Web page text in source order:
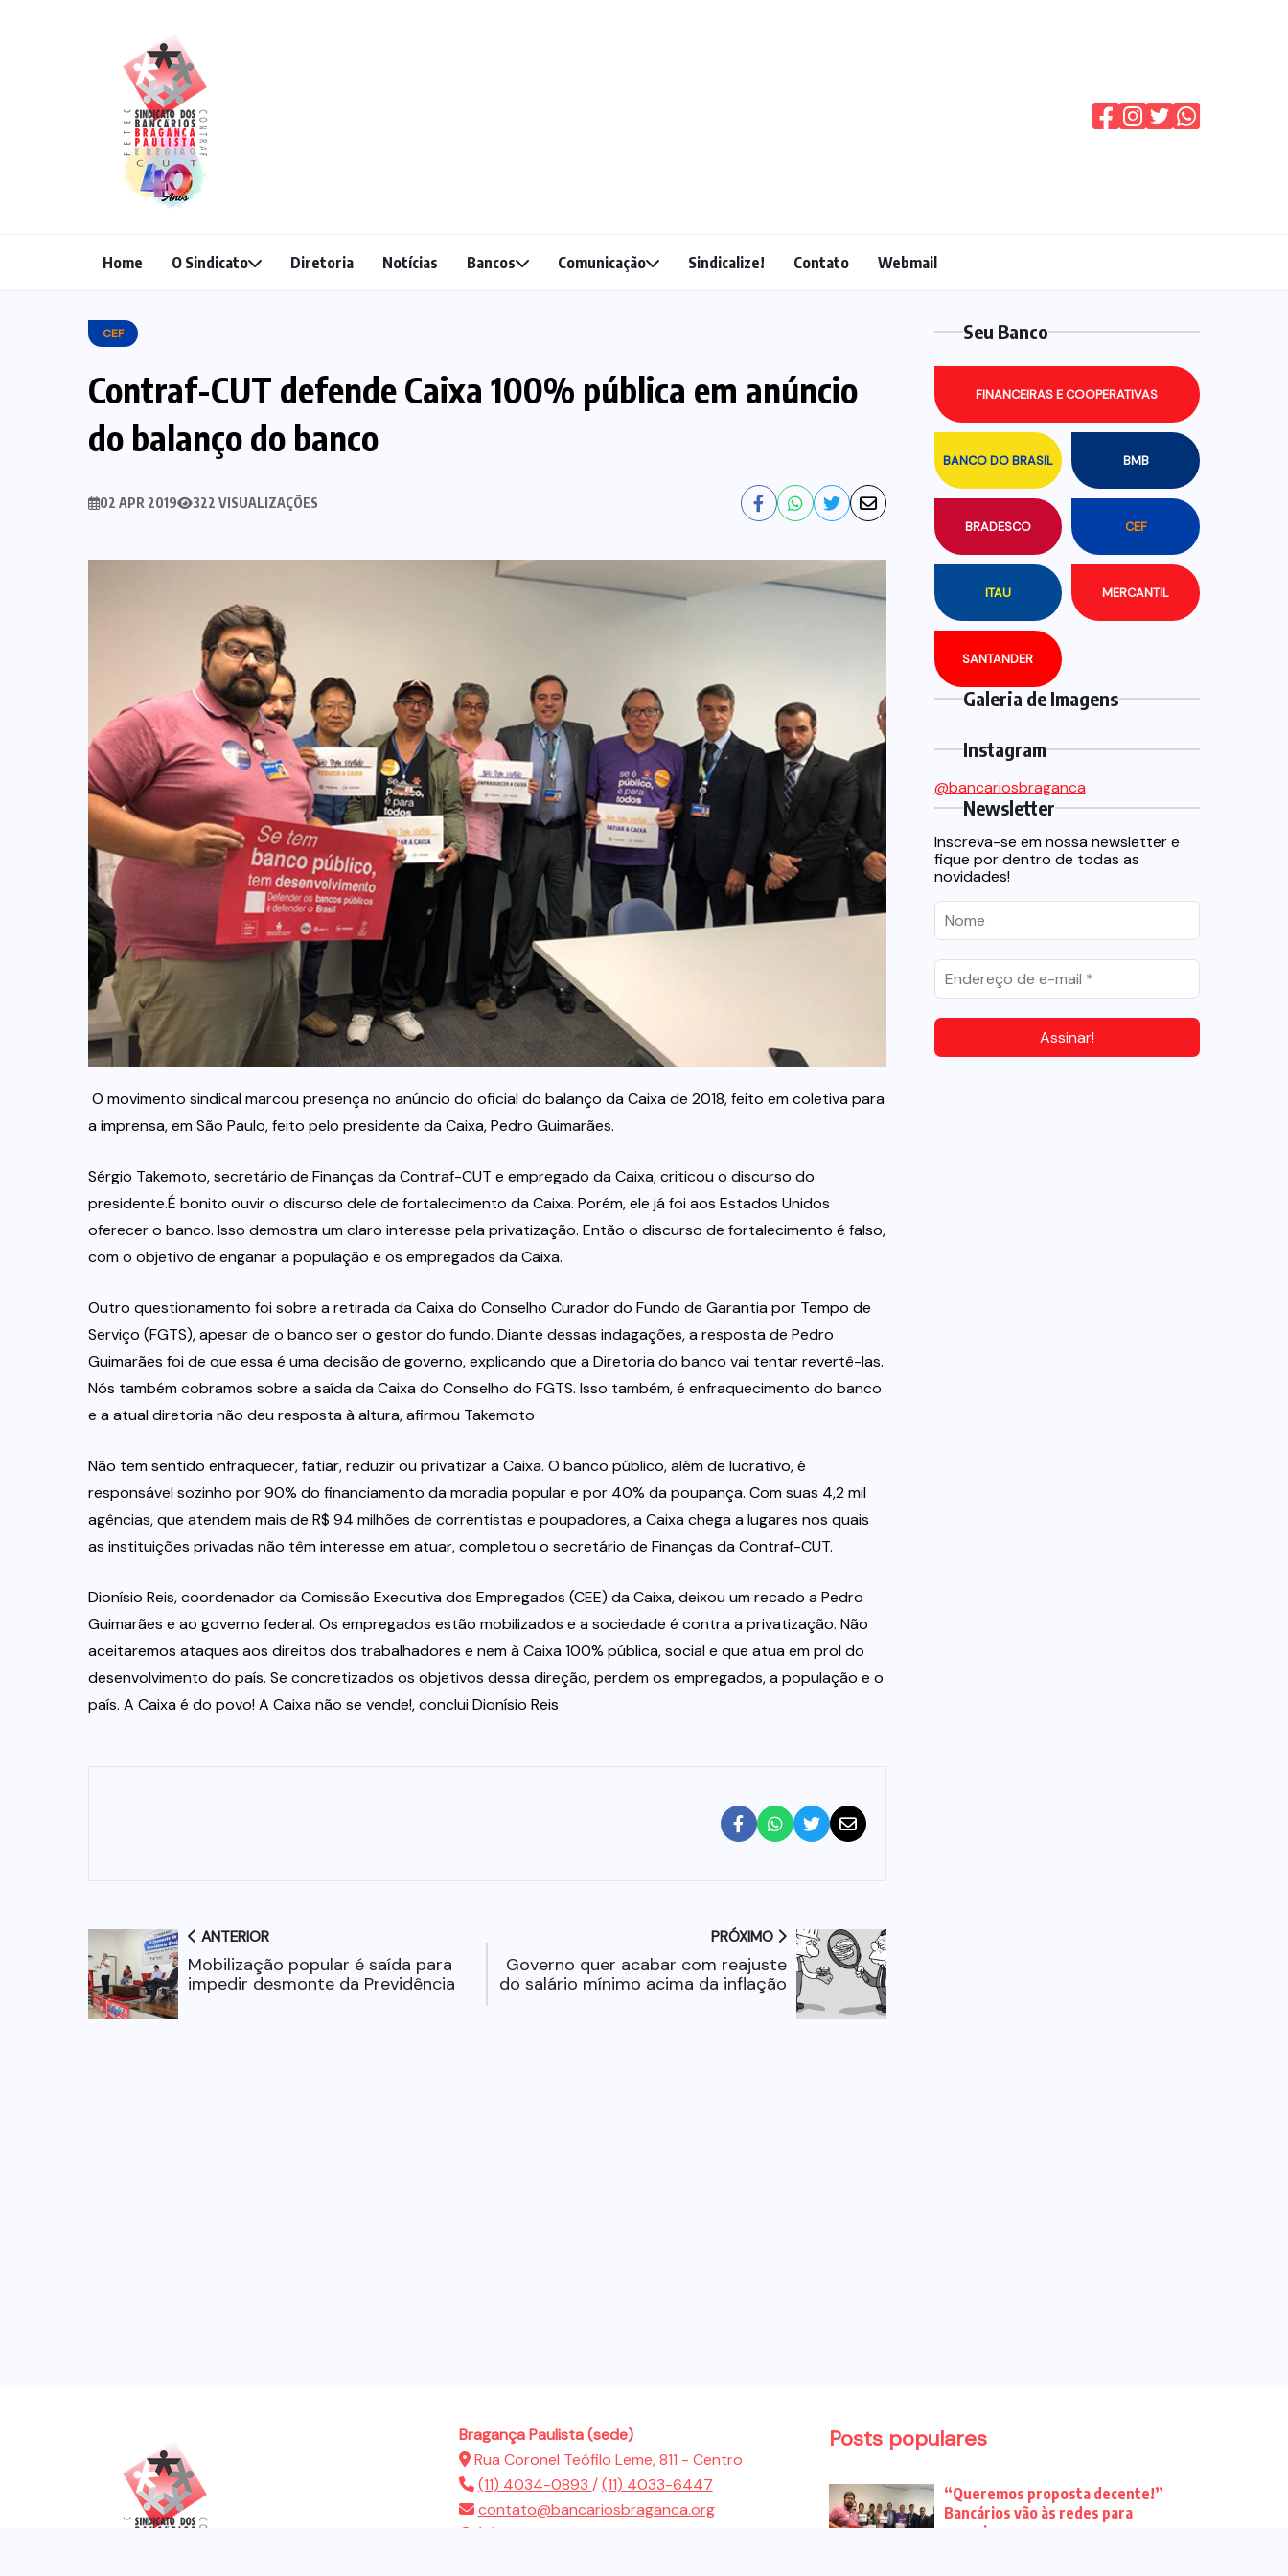
Home O Sindicato Diretoria Notícias Bancos Comunicação Sindicalize! Contato Webmail
CEF
Contraf-CUT defende Caixa 100% pública em anúncio
do balanço do banco
02 APR 2019 322 VISUALIZAÇÕES
O movimento sindical marcou presença no anúncio do oficial do balanço da Caixa de 2018, feito em coletiva para
a imprensa, em São Paulo, feito pelo presidente da Caixa, Pedro Guimarães.
Sérgio Takemoto, secretário de Finanças da Contraf-CUT e empregado da Caixa, criticou o discurso do
presidente.É bonito ouvir o discurso dele de fortalecimento da Caixa. Porém, ele já foi aos Estados Unidos
oferecer o banco. Isso demostra um claro interesse pela privatização. Então o discurso de fortalecimento é falso,
com o objetivo de enganar a população e os empregados da Caixa.
Outro questionamento foi sobre a retirada da Caixa do Conselho Curador do Fundo de Garantia por Tempo de
Serviço (FGTS), apesar de o banco ser o gestor do fundo. Diante dessas indagações, a resposta de Pedro
Guimarães foi de que essa é uma decisão de governo, explicando que a Diretoria do banco vai tentar revertê-las.
Nós também cobramos sobre a saída da Caixa do Conselho do FGTS. Isso também, é enfraquecimento do banco
e a atual diretoria não deu resposta à altura, afirmou Takemoto
Não tem sentido enfraquecer, fatiar, reduzir ou privatizar a Caixa. O banco público, além de lucrativo, é
responsável sozinho por 90% do financiamento da moradia popular e por 40% da poupança. Com suas 4,2 mil
agências, que atendem mais de R$ 94 milhões de correntistas e poupadores, a Caixa chega a lugares nos quais
as instituições privadas não têm interesse em atuar, completou o secretário de Finanças da Contraf-CUT.
Dionísio Reis, coordenador da Comissão Executiva dos Empregados (CEE) da Caixa, deixou um recado a Pedro
Guimarães e ao governo federal. Os empregados estão mobilizados e a sociedade é contra a privatização. Não
aceitaremos ataques aos direitos dos trabalhadores e nem à Caixa 100% pública, social e que atua em prol do
desenvolvimento do país. Se concretizados os objetivos dessa direção, perdem os empregados, a população e o
país. A Caixa é do povo! A Caixa não se vende!, conclui Dionísio Reis
ANTERIOR
Mobilização popular é saída para
impedir desmonte da Previdência
PRÓXIMO
Governo quer acabar com reajuste
do salário mínimo acima da inflação
Seu Banco
BANCO DO BRASIL BMB
BRADESCO CEF
FINANCEIRAS E COOPERATIVAS
ITAU MERCANTIL
SANTANDER
Galeria de Imagens
Instagram
@bancariosbraganca
Newsletter
Inscreva-se em nossa newsletter e
fique por dentro de todas as
novidades!
Bragança Paulista (sede)
Rua Coronel Teófilo Leme, 811 - Centro
(11) 4034-0893 /(11) 4033-6447
contato@bancariosbraganca.org
(11) 94286-5522
Posts populares
“Queremos proposta decente!”
Bancários vão às redes para
pressionar a...